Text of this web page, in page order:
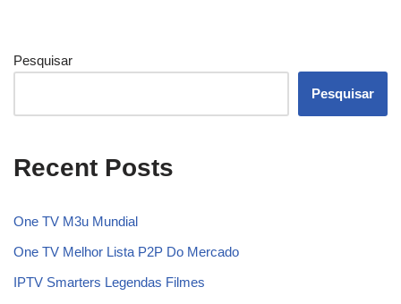
Pesquisar
Pesquisar
Recent Posts
One TV M3u Mundial
One TV Melhor Lista P2P Do Mercado
IPTV Smarters Legendas Filmes